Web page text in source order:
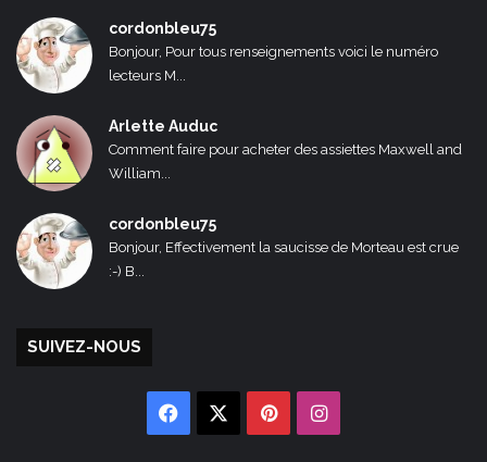
cordonbleu75
Bonjour, Pour tous renseignements voici le numéro
lecteurs M...
Arlette Auduc
Comment faire pour acheter des assiettes Maxwell and
William...
cordonbleu75
Bonjour, Effectivement la saucisse de Morteau est crue
:-) B...
SUIVEZ-NOUS
Facebook PinterestInstagram